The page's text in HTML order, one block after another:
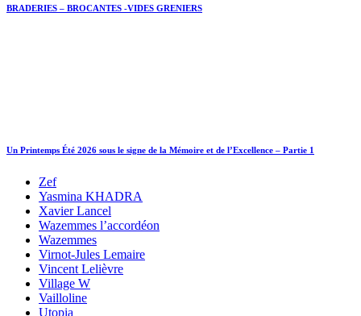
BRADERIES – BROCANTES -VIDES GRENIERS
Un Printemps Été 2026 sous le signe de la Mémoire et de l’Excellence – Partie 1
Zef
Yasmina KHADRA
Xavier Lancel
Wazemmes l’accordéon
Wazemmes
Virnot-Jules Lemaire
Vincent Lelièvre
Village W
Vailloline
Utopia